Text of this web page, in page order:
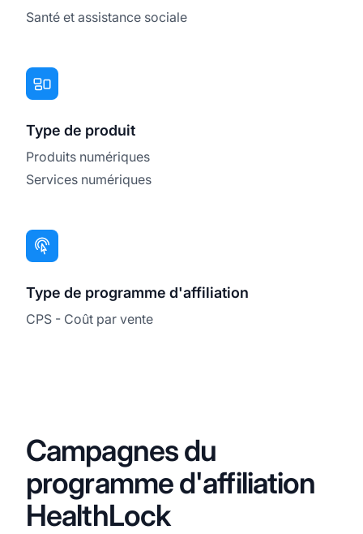
Santé et assistance sociale
Type de produit
Produits numériques
Services numériques
Type de programme d'affiliation
CPS - Coût par vente
Campagnes du
programme d'affiliation
HealthLock